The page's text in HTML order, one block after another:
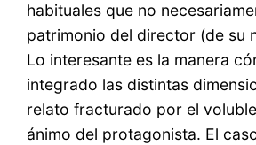
habituales que no
patrimonio del director (de su
Lo interesante es la manera
integrado las distintas
relato fracturado por el
ánimo del protagonista. El